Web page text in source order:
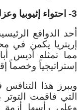
3- احتواء إثيوبيا وعزلها دبلوماسياً:
أحد الدوافع
إريتريا يكمن في
مما تمثله أديس
إستراتيجياً وخصماً
ويبرز هذا التنافس
التي فاقمت
وعلى رأسها أزمة